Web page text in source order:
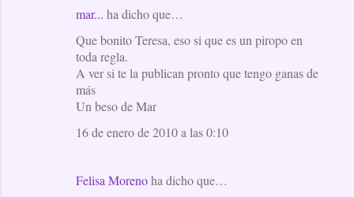
mar... ha dicho que…
Que bonito Teresa, eso si que es un piropo en
toda regla.
A ver si te la publican pronto que tengo ganas de
más
Un beso de Mar
16 de enero de 2010 a las 0:10
Felisa Morenoha dicho que…